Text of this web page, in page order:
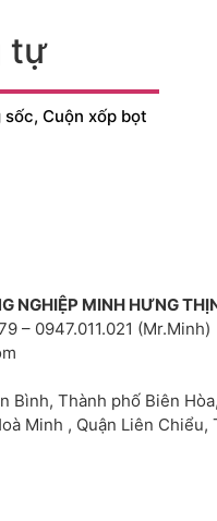
tự
Cuộn xốp bọt
NGHIỆP MINH HƯNG
– 0947.011.021 (Mr.Minh)
Bình, Thành phố Biên
Minh , Quận Liên Chiểu,